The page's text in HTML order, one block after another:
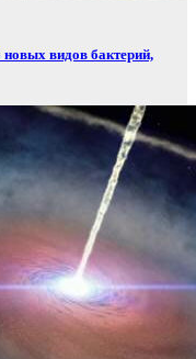
видов бактерий,